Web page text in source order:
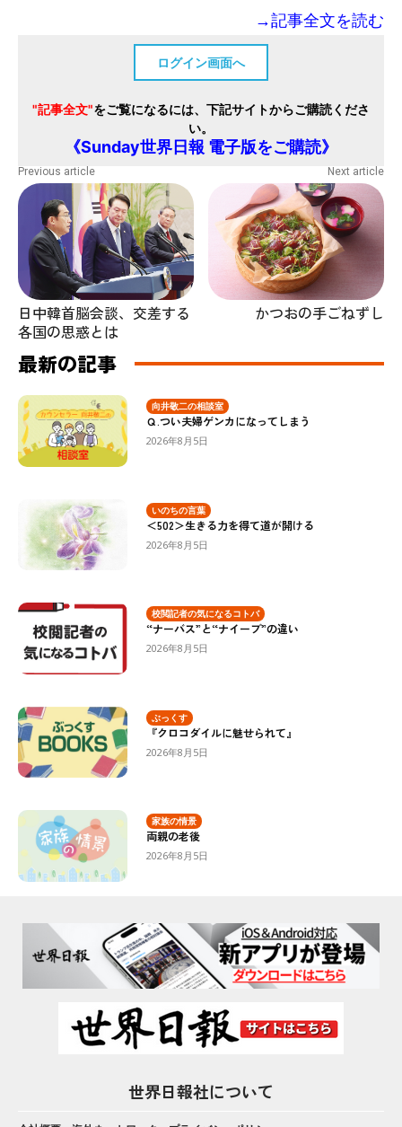
→記事全文を読む
ログイン画面へ
"記事全文"をご覧になるには、下記サイトからご購読くださ
い。
《Sunday世界日報 電子版をご購読》
Previous article
日中韓首脳会談、交差する
各国の思惑とは
Next article
かつおの手ごねずし
最新の記事
向井敬二の相談室
Ｑ.つい夫婦ゲンカになってしまう
2026年8月5日
いのちの言葉
＜502＞生きる力を得て道が開ける
2026年8月5日
校閲記者の気になるコトバ
“ナーバス”と“ナイーブ”の違い
2026年8月5日
ぶっくす
『クロコダイルに魅せられて』
2026年8月5日
家族の情景
両親の老後
2026年8月5日
世界日報社について